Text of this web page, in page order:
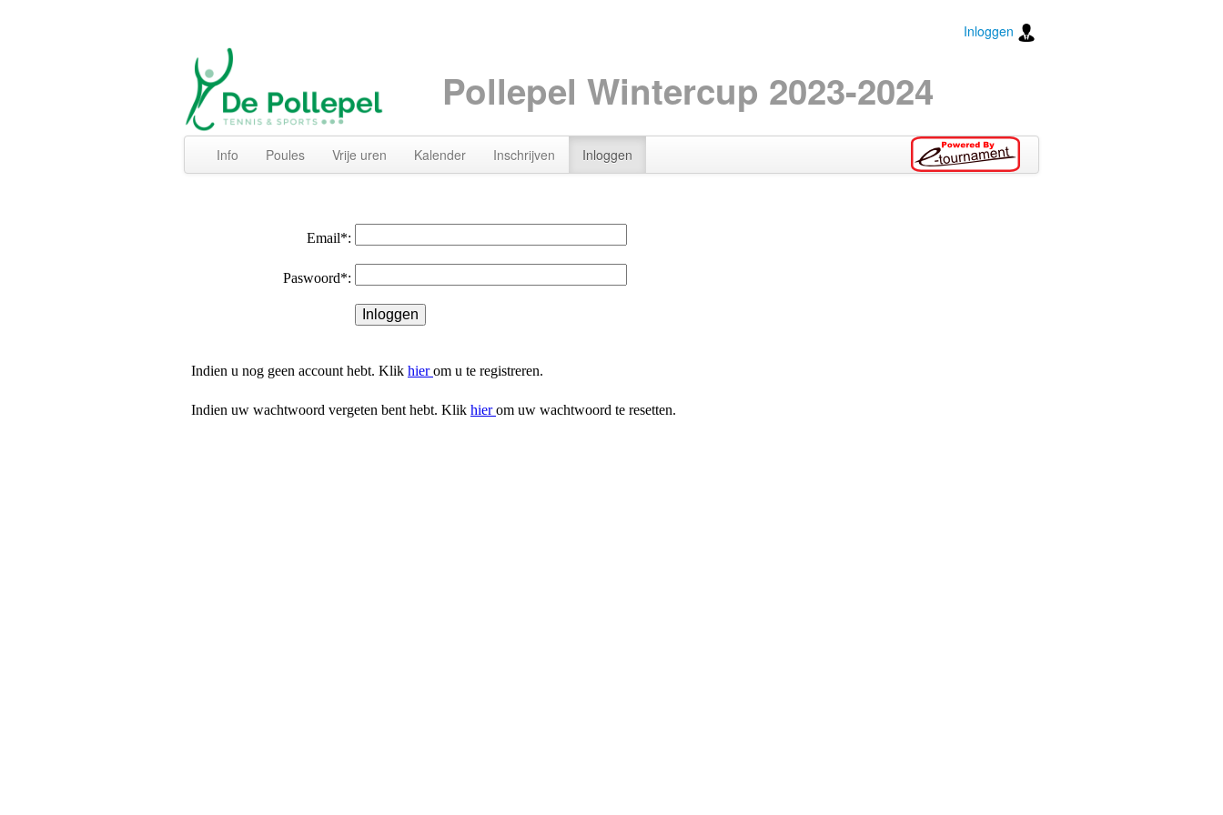
Inloggen
Pollepel Wintercup 2023-2024
Info Poules Vrije uren Kalender Inschrijven Inloggen